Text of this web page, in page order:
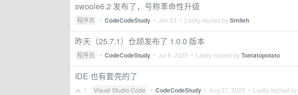
swoole6.2 发布了，号称革命性升级
程序员 • CodeCodeStudy • Jan 23 • Lastly replied bySmileh
昨天（25.7.1）仓颉发布了 1.0.0 版本
程序员 • CodeCodeStudy • Jul 6, 2025 • Lastly replied byTomatopotato
IDE 也有套壳的了
1 Visual Studio Code • CodeCodeStudy • Aug 27, 2023 • Lastly replied by